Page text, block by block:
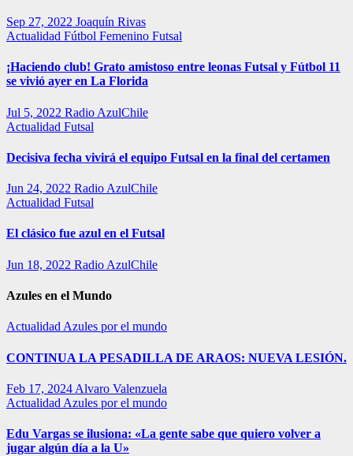
Sep 27, 2022 Joaquín Rivas
Actualidad Fútbol Femenino Futsal
¡Haciendo club! Grato amistoso entre leonas Futsal y Fútbol 11
se vivió ayer en La Florida
Jul 5, 2022 Radio AzulChile
Actualidad Futsal
Decisiva fecha vivirá el equipo Futsal en la final del certamen
Jun 24, 2022 Radio AzulChile
Actualidad Futsal
El clásico fue azul en el Futsal
Jun 18, 2022 Radio AzulChile
Azules en el Mundo
Actualidad Azules por el mundo
CONTINUA LA PESADILLA DE ARAOS: NUEVA LESIÓN.
Feb 17, 2024 Alvaro Valenzuela
Actualidad Azules por el mundo
Edu Vargas se ilusiona: «La gente sabe que quiero volver a
jugar algún día a la U»